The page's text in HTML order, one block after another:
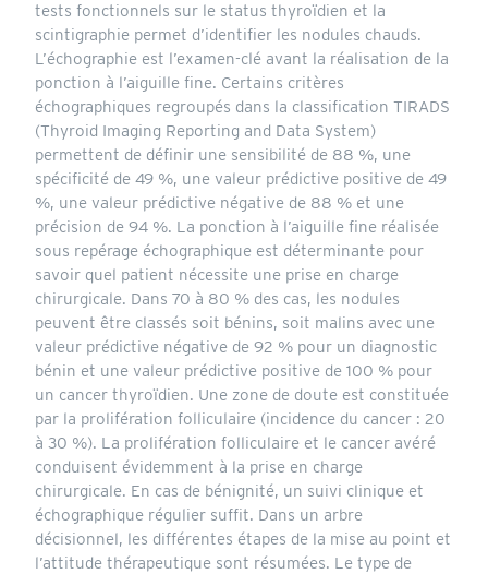
tests fonctionnels sur le status thyroïdien et la
scintigraphie permet d’identifier les nodules chauds.
L’échographie est l’examen-clé avant la réalisation de la
ponction à l’aiguille fine. Certains critères
échographiques regroupés dans la classification TIRADS
(Thyroid Imaging Reporting and Data System)
permettent de définir une sensibilité de 88 %, une
spécificité de 49 %, une valeur prédictive positive de 49
%, une valeur prédictive négative de 88 % et une
précision de 94 %. La ponction à l’aiguille fine réalisée
sous repérage échographique est déterminante pour
savoir quel patient nécessite une prise en charge
chirurgicale. Dans 70 à 80 % des cas, les nodules
peuvent être classés soit bénins, soit malins avec une
valeur prédictive négative de 92 % pour un diagnostic
bénin et une valeur prédictive positive de 100 % pour
un cancer thyroïdien. Une zone de doute est constituée
par la prolifération folliculaire (incidence du cancer : 20
à 30 %). La prolifération folliculaire et le cancer avéré
conduisent évidemment à la prise en charge
chirurgicale. En cas de bénignité, un suivi clinique et
échographique régulier suffit. Dans un arbre
décisionnel, les différentes étapes de la mise au point et
l’attitude thérapeutique sont résumées. Le type de